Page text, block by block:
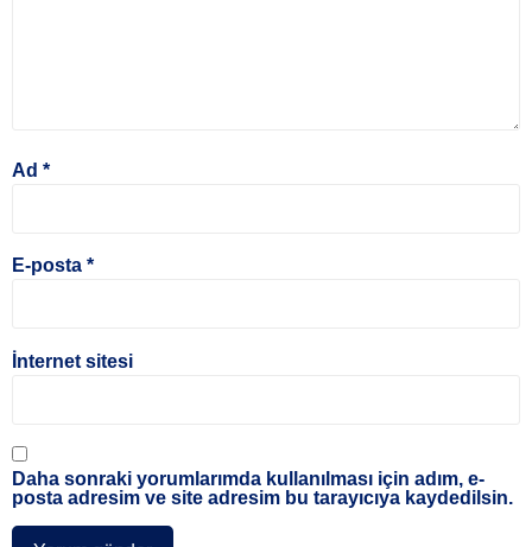
Ad *
E-posta *
İnternet sitesi
Daha sonraki yorumlarımda kullanılması için adım, e-
posta adresim ve site adresim bu tarayıcıya kaydedilsin.